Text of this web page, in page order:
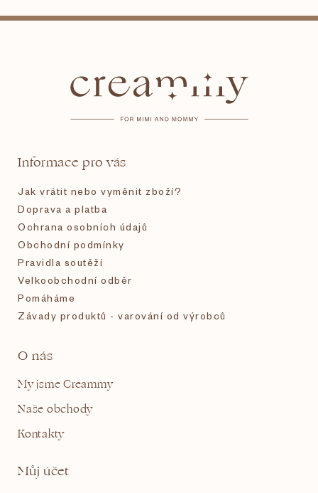
Informace pro vás
Jak vrátit nebo vyměnit zboží?
Doprava a platba
Ochrana osobních údajů
Obchodní podmínky
Pravidla soutěží
Velkoobchodní odběr
Pomáháme
Závady produktů - varování od výrobců
O nás
My jsme Creammy
Naše obchody
Kontakty
Můj účet